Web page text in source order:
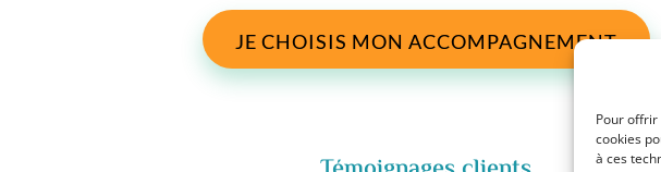
Pour offrir
cookies
à ces
JE CHOISIS MON ACCOMPAGNEMENT